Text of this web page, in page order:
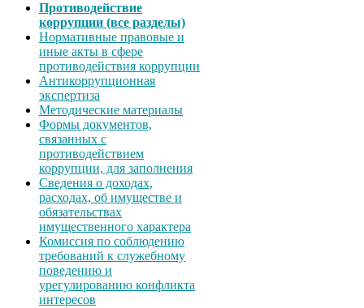
Противодействие
коррупции (все разделы)
Нормативные правовые и
иные акты в сфере
противодействия коррупции
Антикоррупционная
экспертиза
Методические материалы
Формы документов,
связанных с
противодействием
коррупции, для заполнения
Сведения о доходах,
расходах, об имуществе и
обязательствах
имущественного характера
Комиссия по соблюдению
требований к служебному
поведению и
урегулированию конфликта
интересов